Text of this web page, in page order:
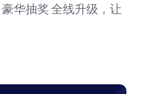
华抽奖 全线升级，让